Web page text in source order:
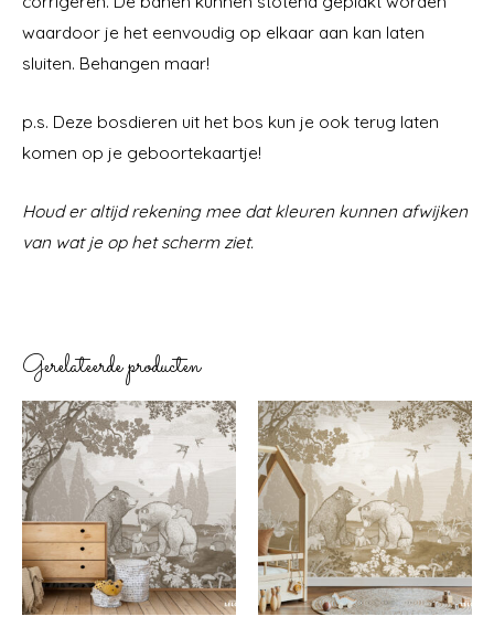
waardoor je het eenvoudig op elkaar aan kan laten
sluiten. Behangen maar!
p.s. Deze bosdieren uit het bos kun je ook terug laten
komen op je geboortekaartje!
Houd er altijd rekening mee dat kleuren kunnen afwijken
van wat je op het scherm ziet.
Gerelateerde producten